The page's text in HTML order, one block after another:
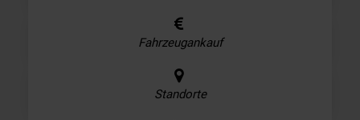
Fahrzeugankauf
Standorte